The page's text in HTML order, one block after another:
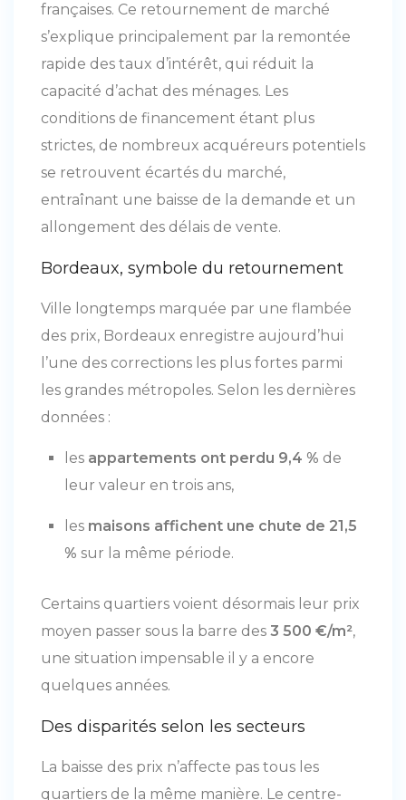
françaises. Ce retournement de marché
s’explique principalement par la remontée
rapide des taux d’intérêt, qui réduit la
capacité d’achat des ménages. Les
conditions de financement étant plus
strictes, de nombreux acquéreurs potentiels
se retrouvent écartés du marché,
entraînant une baisse de la demande et un
allongement des délais de vente.
Bordeaux, symbole du retournement
Ville longtemps marquée par une flambée
des prix, Bordeaux enregistre aujourd’hui
l’une des corrections les plus fortes parmi
les grandes métropoles. Selon les dernières
données :
les appartements ont perdu 9,4 % de
leur valeur en trois ans,
les maisons affichent une chute de 21,5
% sur la même période.
Certains quartiers voient désormais leur prix
moyen passer sous la barre des 3 500 €/m²,
une situation impensable il y a encore
quelques années.
Des disparités selon les secteurs
La baisse des prix n’affecte pas tous les
quartiers de la même manière. Le centre-